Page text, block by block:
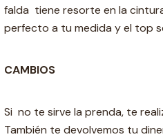
falda tiene resorte en la
perfecto a tu medida y el top
CAMBIOS
Si no te sirve la prenda, te
También te devolvemos tu